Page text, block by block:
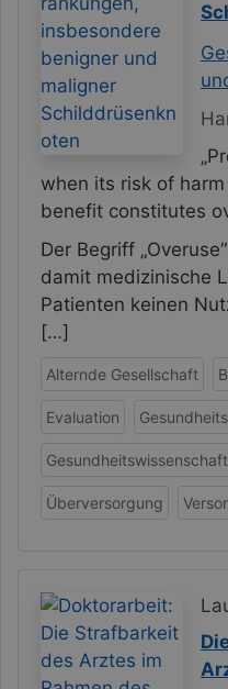
when its risk of
benefit constitutes
Der Begriff
damit medizinische
Patienten keinen
[…]
Alternde Gesellschaft
Evaluation
Gesundheitswissenschaft
Überversorgung